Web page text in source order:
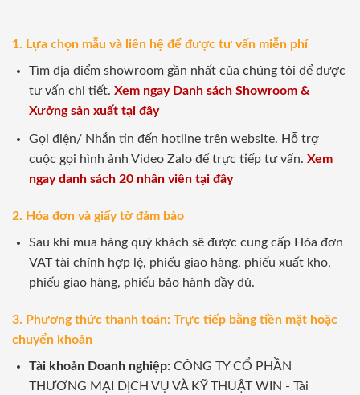
1. Lựa chọn mẫu và liên hệ để được tư vấn miễn phí
Tìm địa điểm showroom gần nhất của chúng tôi để được
tư vấn chi tiết. Xem ngay Danh sách Showroom &
Xưởng sản xuất tại đây
Gọi điện/ Nhắn tin đến hotline trên website. Hỗ trợ
cuộc gọi hình ảnh Video Zalo để trực tiếp tư vấn. Xem
ngay danh sách 20 nhân viên tại đây
2. Hóa đơn và giấy tờ đảm bảo
Sau khi mua hàng quý khách sẽ được cung cấp Hóa đơn
VAT tài chính hợp lệ, phiếu giao hàng, phiếu xuất kho,
phiếu giao hàng, phiếu bảo hành đầy đủ.
3. Phương thức thanh toán: Trực tiếp bằng tiền mặt hoặc
chuyển khoản
Tài khoản Doanh nghiệp:CÔNG TY CỔ PHẦN
THƯƠNG MẠI DỊCH VỤ VÀ KỸ THUẬT WIN - Tài